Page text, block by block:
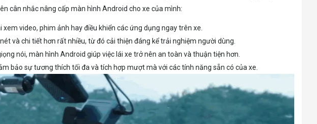
cân nhắc nâng cấp màn hình Android cho xe của mình:
video, phim ảnh hay điều khiển các ứng dụng ngay trên xe.
và chi tiết hơn rất nhiều, từ đó cải thiện đáng kể trải nghiệm người dùng.
nói, màn hình Android giúp việc lái xe trở nên an toàn và thuận tiện hơn.
bảo sự tương thích tối đa và tích hợp mượt mà với các tính năng sẵn có của xe.